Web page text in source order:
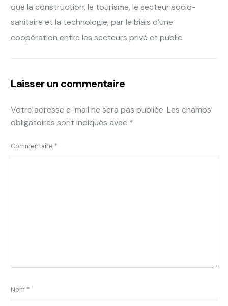
que la construction, le tourisme, le secteur socio-
sanitaire et la technologie, par le biais d’une
coopération entre les secteurs privé et public.
Laisser un commentaire
Votre adresse e-mail ne sera pas publiée. Les champs
obligatoires sont indiqués avec *
Commentaire *
Nom *